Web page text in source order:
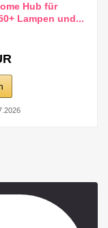
Hub für
Lampen und...